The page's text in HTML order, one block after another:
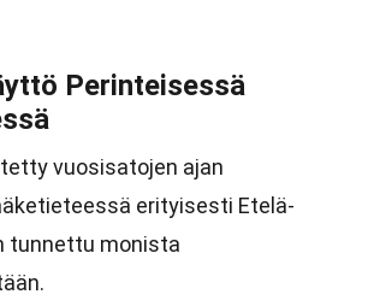
Perinteisessä
vuosisatojen ajan
erityisesti Etelä-
tunnettu monista